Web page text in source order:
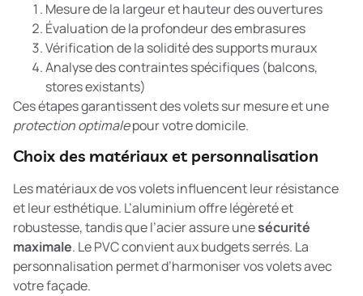
Mesure de la largeur et hauteur des ouvertures
Évaluation de la profondeur des embrasures
Vérification de la solidité des supports muraux
Analyse des contraintes spécifiques (balcons,
stores existants)
Ces étapes garantissent des volets sur mesure et une
protection optimalepour votre domicile.
Choix des matériaux et personnalisation
Les matériaux de vos volets influencent leur résistance
et leur esthétique. L’aluminium offre légèreté et
robustesse, tandis que l’acier assure unesécurité
maximale. Le PVC convient aux budgets serrés. La
personnalisation permet d’harmoniser vos volets avec
votre façade.